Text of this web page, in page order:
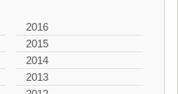
2016
2015
2014
2013